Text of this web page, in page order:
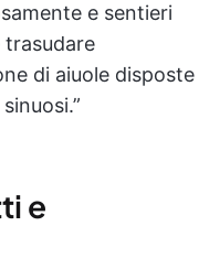
e sentieri
trasudare
di aiuole disposte
e